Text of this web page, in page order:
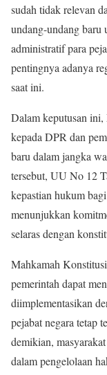
sudah tidak relevan
undang-undang baru
administratif para
pentingnya adanya
saat ini.
Dalam keputusan
kepada DPR dan
baru dalam jangka
tersebut, UU No 12
kepastian hukum
menunjukkan
selaras dengan
Mahkamah
pemerintah dapat
diimplementasikan
pejabat negara tetap
demikian,
dalam pengelolaan